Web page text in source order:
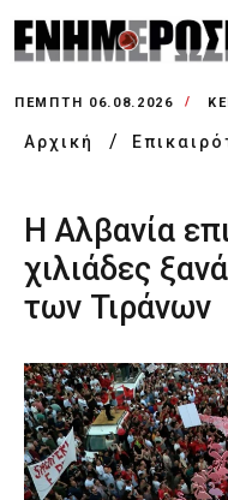
ΠΈΜΠΤΗ 06.08.2026
Αρχική
Η Αλβανία
χιλιάδες
των Τιράνων